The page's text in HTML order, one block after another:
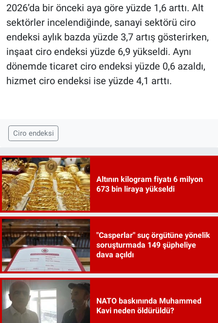
2026’da bir önceki aya göre yüzde 1,6 arttı. Alt
sektörler incelendiğinde, sanayi sektörü ciro
endeksi aylık bazda yüzde 3,7 artış gösterirken,
inşaat ciro endeksi yüzde 6,9 yükseldi. Aynı
dönemde ticaret ciro endeksi yüzde 0,6 azaldı,
hizmet ciro endeksi ise yüzde 4,1 arttı.
Ciro endeksi
Altının kilogram fiyatı 6 milyon
673 bin liraya yükseldi
"Casperlar" suç örgütüne yönelik
soruşturmada 149 şüpheliye
dava açıldı
NATO baskınında Muhammed
Kavi neden öldürüldü?